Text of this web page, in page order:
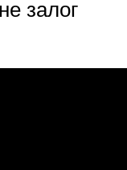
залог